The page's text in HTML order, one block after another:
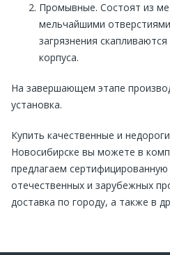
Промывные. Состоят из
мельчайшими
загрязнения
корпуса.
На завершающем этапе
установка.
Купить качественные и
Новосибирске вы можете в
предлагаем
отечественных и зарубежных
доставка по городу, а также в